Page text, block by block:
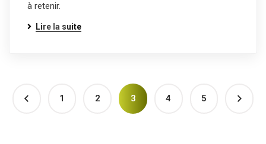
à retenir.
Lire la suite
1 2 3 4 5